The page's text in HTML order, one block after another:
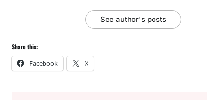
See author's posts
Share this:
Facebook X